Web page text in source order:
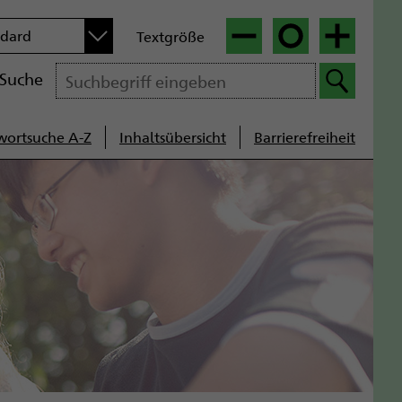
Textgröße
Suche
A-Z Inhaltsübersicht Barrierefreiheit